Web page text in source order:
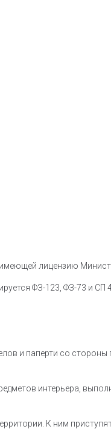
лицензию
ФЗ-123, ФЗ-73 и СП
и паперти со
интерьера,
К ним